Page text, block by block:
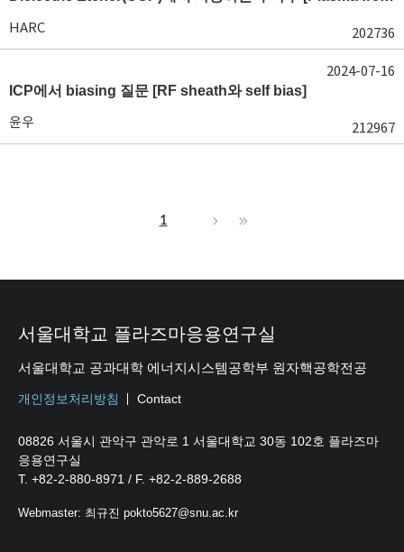
HARC 202736
ICP에서 biasing 질문 [RF sheath와 self bias]
윤우 212967
2024-07-16
1
서울대학교 플라즈마응용연구실
서울대학교 공과대학 에너지시스템공학부 원자핵공학전공
개인정보처리방침 Contact
08826 서울시 관악구 관악로 1 서울대학교 30동 102호 플라즈마
응용연구실
T. +82-2-880-8971 / F. +82-2-889-2688
Webmaster: 최규진 pokto5627@snu.ac.kr